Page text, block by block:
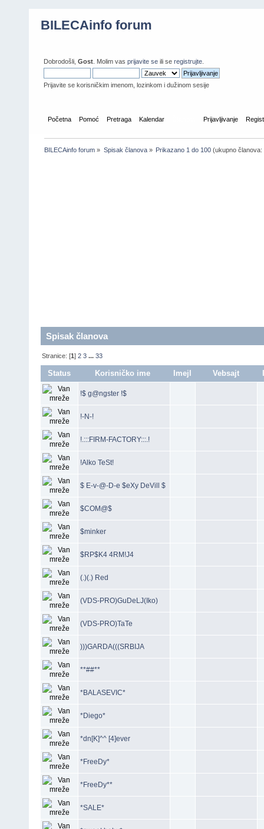
BILECAinfo forum
Dobrodošli, Gost . Molim vas prijavite se ili se registrujte
Prijavite se korisničkim imenom, lozinkom i dužinom sesije
Početna Pomoć Pretraga Kalendar Prijavljivanje
BILECAinfo forum » Spisak članova» Prikazano 1 do 100(ukupno članova:
Spisak članova
Stranice: [1]2 3 ...33
Status Korisničko ime Imejl Vebsajt
!$ g@ngster !$
!-N-!
!.:::FIRM-FACTORY:::.!
!Alko TeSt!
$ E-v-@-D-e $eXy DeVill $
$COM@$
$minker
$RP$K4 4RM!J4
(.)(.) Red
(VDS-PRO)GuDeLJ(Iko)
(VDS-PRO)TaTe
)))GARDA(((SRBIJA
**##**
*BALASEVIC*
*Diego*
*dn[K]^^ [4]ever
*FreeDy*
*FreeDy**
*SALE*